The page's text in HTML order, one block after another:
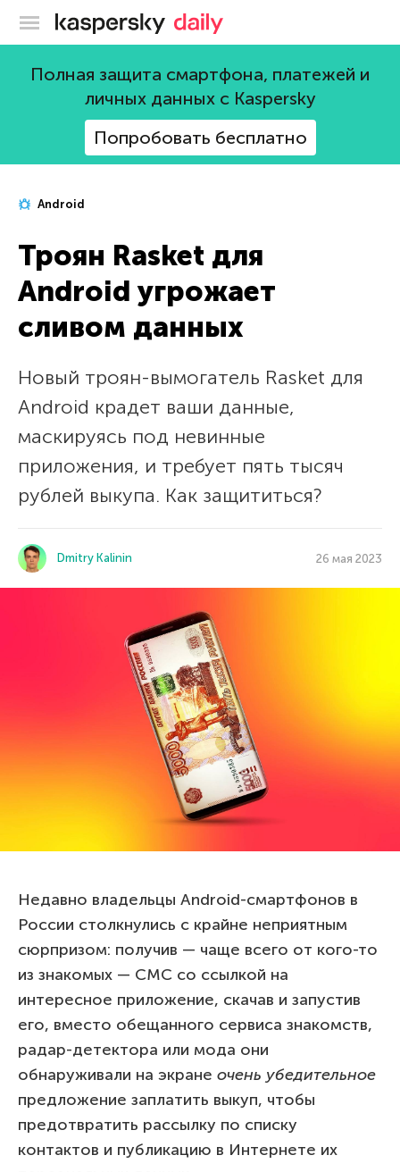
Блог Касперского
Полная защита смартфона, платежей и
личных данных с Kaspersky
Попробовать бесплатно
Android
Троян Rasket для
Android угрожает
сливом данных
Новый троян-вымогатель Rasket для
Android крадет ваши данные,
маскируясь под невинные
приложения, и требует пять тысяч
рублей выкупа. Как защититься?
Dmitry Kalinin 26 мая 2023
Недавно владельцы Android-смартфонов в
России столкнулись с крайне неприятным
сюрпризом: получив — чаще всего от кого-то
из знакомых — СМС со ссылкой на
интересное приложение, скачав и запустив
его, вместо обещанного сервиса знакомств,
радар-детектора или мода они
обнаруживали на экране очень убедительное
предложение заплатить выкуп, чтобы
предотвратить рассылку по списку
контактов и публикацию в Интернете их